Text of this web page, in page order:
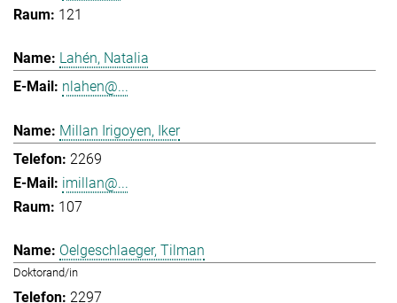
121
Lahén, Natalia
nlahen@...
Millan Irigoyen, Iker
2269
imillan@...
107
Oelgeschlaeger, Tilman
Doktorand/in
2297